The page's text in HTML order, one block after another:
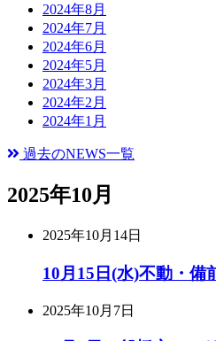
2024年8月
2024年7月
2024年6月
2024年5月
2024年3月
2024年2月
2024年1月
過去のNEWS一覧
2025年10月
2025年10月14日
10月15日(水)不動・備
2025年10月7日